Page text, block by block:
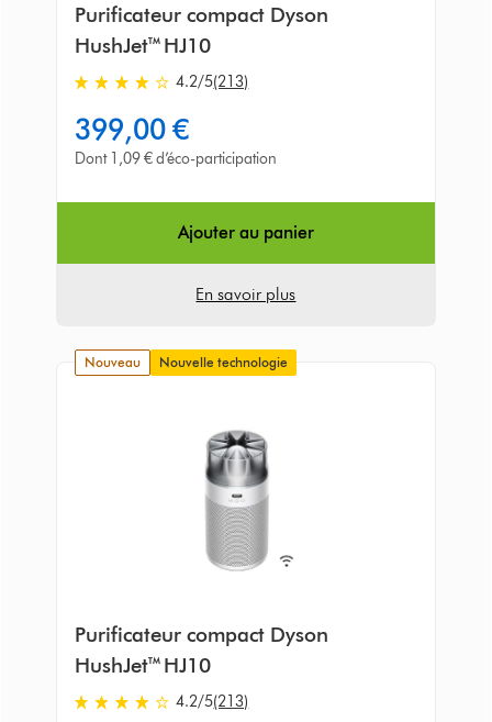
Purificateur compact Dyson
HushJet™ HJ10
4.2
stars
out
of
from
4.2/5(213)
399,00 €
Dont 1,09 € d’éco-participation
Ajouter au panier
En savoir plus
nouveau Nouvelle technologie
Purificateur compact Dyson
HushJet™ HJ10
4.2
4.2/5(213)